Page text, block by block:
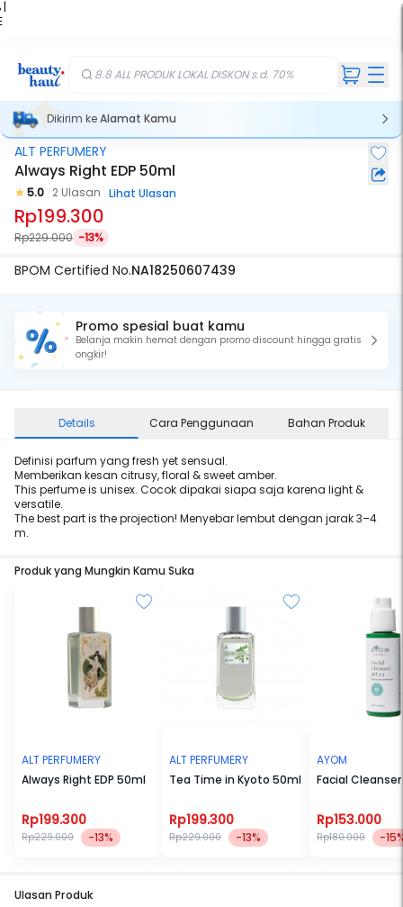
|
8.8 ALL PRODUK LOKAL DISKON s.d. 70%
Dikirim keAlamat Kamu
ALT PERFUMERY
Always Right EDP 50ml
5.0 2 Ulasan Lihat Ulasan
Rp199.300
Rp229.000 -13%
BPOM Certified No.NA18250607439
Promo spesial buat kamu
Belanja makin hemat dengan promo discount hingga gratis
ongkir!
Details Cara Penggunaan Bahan Produk
Definisi parfum yang fresh yet sensual.
Memberikan kesan citrusy, floral & sweet amber.
This perfume is unisex. Cocok dipakai siapa saja karena light &
versatile.
The best part is the projection! Menyebar lembut dengan jarak 3–4
m.
Produk yang Mungkin Kamu Suka
ALT PERFUMERY
Always Right EDP 50ml
Rp199.300
Rp229.000 -13%
ALT PERFUMERY
Tea Time in Kyoto 50ml
Rp199.300
Rp229.000 -13%
AYOM
Facial Cleanser
Rp153.000
Rp180.000 -
Ulasan Produk